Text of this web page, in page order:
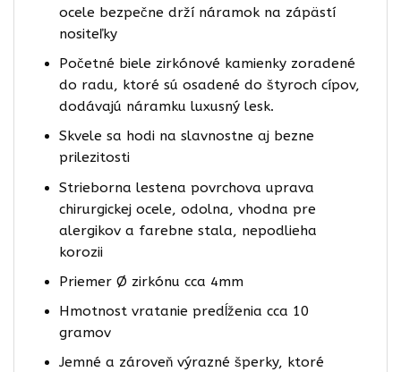
ocele bezpečne drží náramok na zápästí
nositeľky
Početné biele zirkónové kamienky zoradené
do radu, ktoré sú osadené do štyroch cípov,
dodávajú náramku luxusný lesk.
Skvele sa hodi na slavnostne aj bezne
prilezitosti
Strieborna lestena povrchova uprava
chirurgickej ocele, odolna, vhodna pre
alergikov a farebne stala, nepodlieha
korozii
Priemer Ø zirkónu cca 4mm
Hmotnost vratanie predĺženia cca 10
gramov
Jemné a zároveň výrazné šperky, ktoré